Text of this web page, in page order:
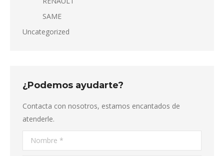
SAME
Uncategorized
¿Podemos ayudarte?
Contacta con nosotros, estamos encantados de
atenderle.
Nombre *